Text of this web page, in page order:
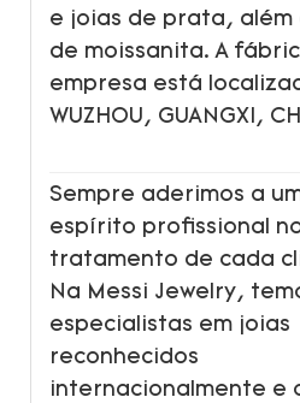
e joias de prata, além
de moissanita. A
empresa está
WUZHOU, GUANGXI,
Sempre aderimos a
espírito profissional
tratamento de cada
Na Messi Jewelry,
especialistas em joias
reconhecidos
internacionalmente e